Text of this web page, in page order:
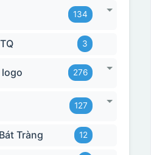
134
3
276
127
Tràng 12